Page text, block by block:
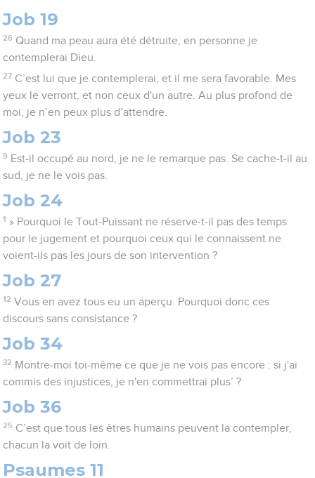
Job 19
26 Quand ma peau aura été détruite, en personne je
contemplerai Dieu.
27 C’est lui que je contemplerai, et il me sera favorable. Mes
yeux le verront, et non ceux d'un autre. Au plus profond de
moi, je n’en peux plus d’attendre.
Job 23
9 Est-il occupé au nord, je ne le remarque pas. Se cache-t-il au
sud, je ne le vois pas.
Job 24
1 » Pourquoi le Tout-Puissant ne réserve-t-il pas des temps
pour le jugement et pourquoi ceux qui le connaissent ne
voient-ils pas les jours de son intervention ?
Job 27
12 Vous en avez tous eu un aperçu. Pourquoi donc ces
discours sans consistance ?
Job 34
32 Montre-moi toi-même ce que je ne vois pas encore : si j'ai
commis des injustices, je n'en commettrai plus’ ?
Job 36
25 C’est que tous les êtres humains peuvent la contempler,
chacun la voit de loin.
Psaumes 11